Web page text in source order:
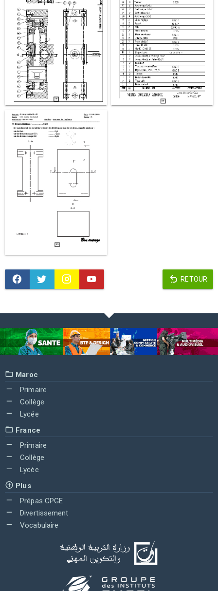
RETOUR
Maroc
Primaire
Collège
Lycée
France
Primaire
Collège
Lycée
Plus
Prépas CPGE
Divertissement
Vocabulaire